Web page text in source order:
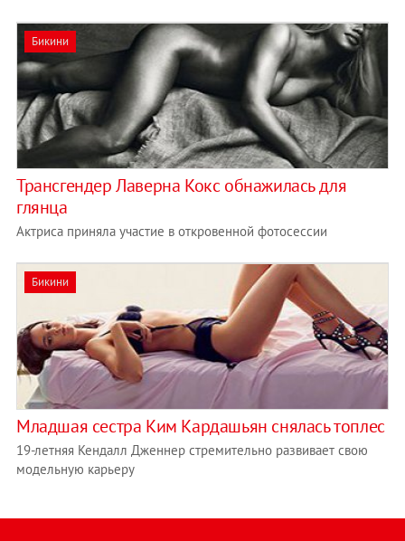
Бикини
Трансгендер Лаверна Кокс обнажилась для
глянца
Актриса приняла участие в откровенной фотосессии
Бикини
Младшая сестра Ким Кардашьян снялась топлес
19-летняя Кендалл Дженнер стремительно развивает свою
модельную карьеру